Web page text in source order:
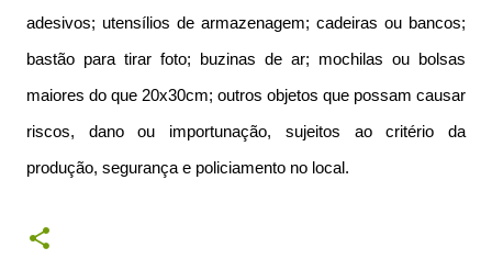
adesivos; utensílios de armazenagem; cadeiras ou bancos;
bastão para tirar foto; buzinas de ar; mochilas ou bolsas
maiores do que 20x30cm; outros objetos que possam causar
riscos, dano ou importunação, sujeitos ao critério da
produção, segurança e policiamento no local.